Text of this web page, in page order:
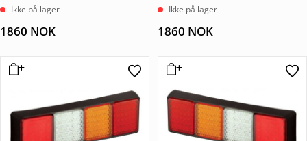
Ikke på lager
1860 NOK
Ikke på lager
1860 NOK